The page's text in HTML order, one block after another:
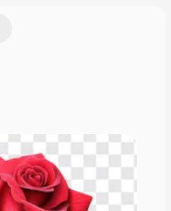
suchen